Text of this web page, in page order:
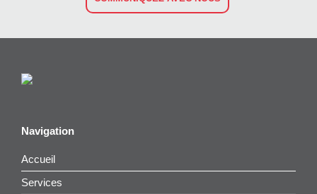
Navigation
Accueil
Services